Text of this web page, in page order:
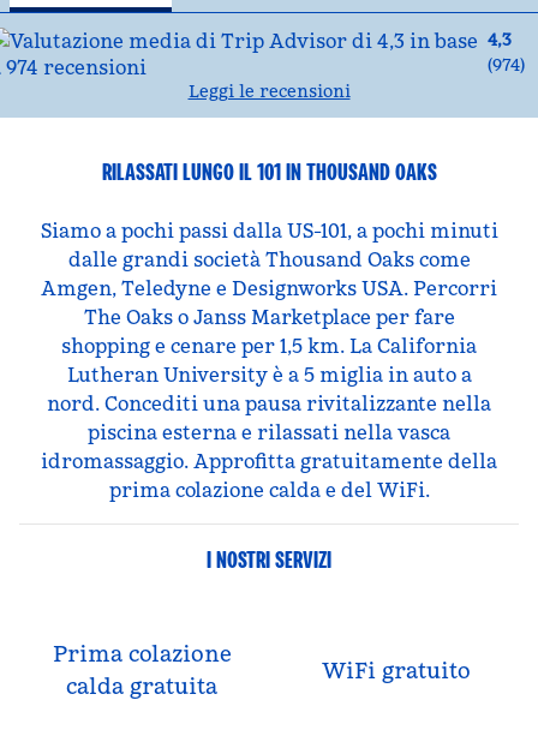
4,3
(974)
Leggi le recensioni
RILASSATI LUNGO IL 101 IN THOUSAND OAKS
Siamo a pochi passi dalla US-101, a pochi minuti
dalle grandi società Thousand Oaks come
Amgen, Teledyne e Designworks USA. Percorri
The Oaks o Janss Marketplace per fare
shopping e cenare per 1,5 km. La California
Lutheran University è a 5 miglia in auto a
nord. Concediti una pausa rivitalizzante nella
piscina esterna e rilassati nella vasca
idromassaggio. Approfitta gratuitamente della
prima colazione calda e del WiFi.
I NOSTRI SERVIZI
Prima colazione
calda gratuita
WiFi gratuito